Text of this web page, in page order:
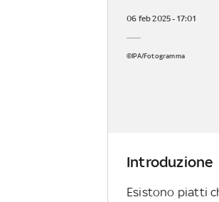
06 feb 2025 - 17:01
©IPA/Fotogramma
Introduzione
Esistono piatti